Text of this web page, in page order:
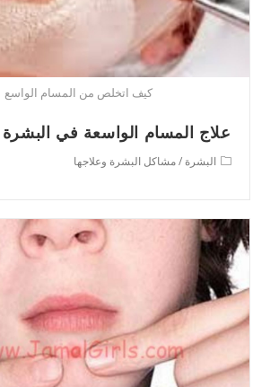
كيف اتخلص من المسام الواسع
علاج المسام الواسعة في البشرة
Postالبشرة / مشاكل البشرة وعلاجها